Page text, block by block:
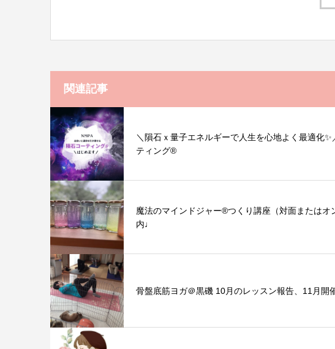
関連記事
＼隕石ｘ量子エネルギーで人生を心地よく最適化✨
ティング®︎
魔法のマインドジャー®︎つくり講座（対面またはオ
内♩
骨盤底筋ヨガ＠黒磯 10月のレッスン報告、11月開